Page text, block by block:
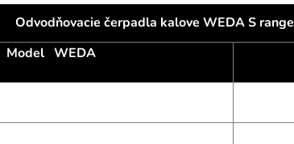
Odvodňovacie čerpadla kalove WEDA S range
Model WEDA